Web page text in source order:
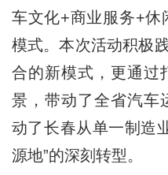
车文化+商业服务+休
模式。本次活动积极
合的新模式，更通过
景，带动了全省汽车
动了长春从单一制造
源地”的深刻转型。